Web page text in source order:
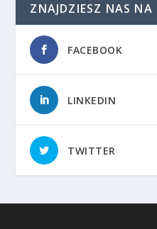
ZNAJDZIESZ NAS NA
FACEBOOK
LINKEDIN
TWITTER